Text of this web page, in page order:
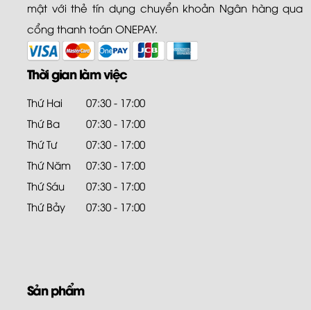
mật với thẻ tín dụng chuyển khoản Ngân hàng qua
cổng thanh toán ONEPAY.
Thời gian làm việc
Thứ Hai
07:30 - 17:00
Thứ Ba
07:30 - 17:00
Thứ Tư
07:30 - 17:00
Thứ Năm
07:30 - 17:00
Thứ Sáu
07:30 - 17:00
Thứ Bảy
07:30 - 17:00
Sản phẩm